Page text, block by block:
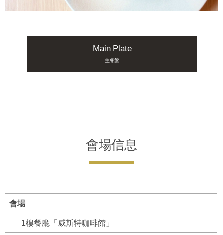
Main Plate
主餐盤
會場信息
會場
1樓餐廳「威斯特咖啡館」